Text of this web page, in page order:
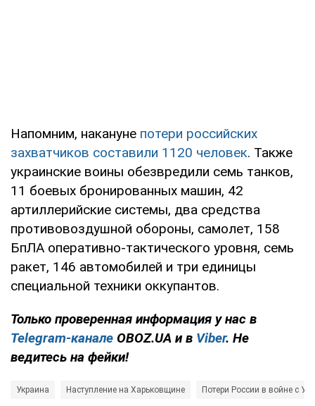
Напомним, накануне потери российских
захватчиков составили 1120 человек. Также
украинские воины обезвредили семь танков,
11 боевых бронированных машин, 42
артиллерийские системы, два средства
противовоздушной обороны, самолет, 158
БпЛА оперативно-тактического уровня, семь
ракет, 146 автомобилей и три единицы
специальной техники оккупантов.
Только проверенная информация у нас в
Telegram-канале OBOZ.UA и в Viber. Не
ведитесь на фейки!
Украина Наступление на Харьковщине Потери России в войне с